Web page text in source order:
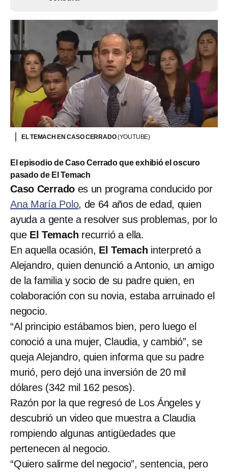
EL TEMACH EN CASO CERRADO(YOUTUBE)
El episodio de Caso Cerrado que exhibió el oscuro
pasado de El Temach
Caso Cerrado es un programa conducido por
Ana María Polo, de 64 años de edad, quien
ayuda a gente a resolver sus problemas, por lo
que El Temach recurrió a ella.
En aquella ocasión, El Temach interpretó a
Alejandro, quien denunció a Antonio, un amigo
de la familia y socio de su padre quien, en
colaboración con su novia, estaba arruinado el
negocio.
“Al principio estábamos bien, pero luego el
conoció a una mujer, Claudia, y cambió”, se
queja Alejandro, quien informa que su padre
murió, pero dejó una inversión de 20 mil
dólares (342 mil 162 pesos).
Razón por la que regresó de Los Ángeles y
descubrió un video que muestra a Claudia
rompiendo algunas antigüedades que
pertenecen al negocio.
“Quiero salirme del negocio”, sentencia, pero